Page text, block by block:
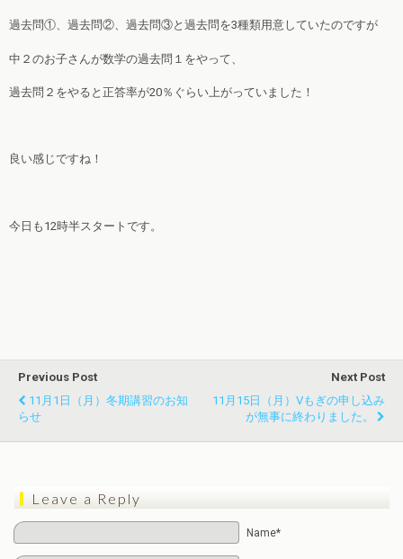
過去問①、過去問②、過去問③と過去問を3種類用意していたのですが
中２のお子さんが数学の過去問１をやって、
過去問２をやると正答率が20％ぐらい上がっていました！
良い感じですね！
今日も12時半スタートです。
Previous Post
11月1日（月）冬期講習のお知
らせ
Next Post
11月15日（月）Vもぎの申し込み
が無事に終わりました。
Leave a Reply
Name*